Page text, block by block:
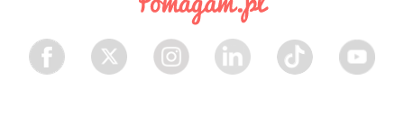
Facebook Twitter Instagram LinkedIn TikTok Youtube